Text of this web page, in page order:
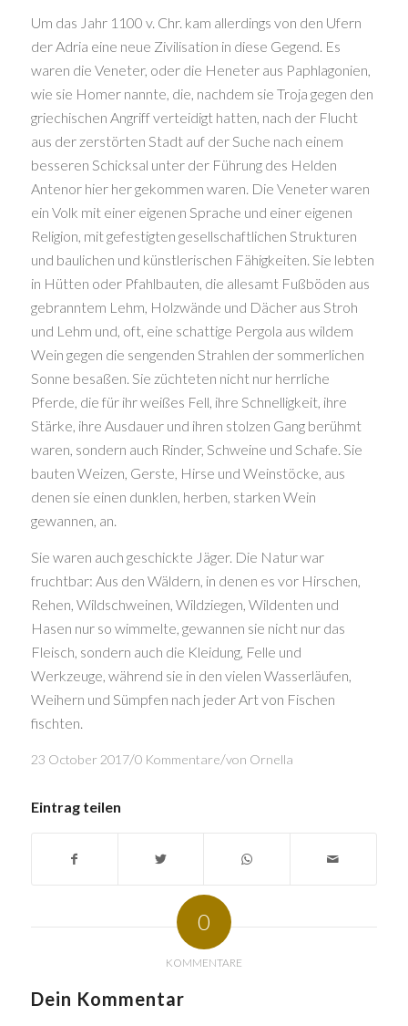
Um das Jahr 1100 v. Chr. kam allerdings von den Ufern
der Adria eine neue Zivilisation in diese Gegend. Es
waren die Veneter, oder die Heneter aus Paphlagonien,
wie sie Homer nannte, die, nachdem sie Troja gegen den
griechischen Angriff verteidigt hatten, nach der Flucht
aus der zerstörten Stadt auf der Suche nach einem
besseren Schicksal unter der Führung des Helden
Antenor hier her gekommen waren. Die Veneter waren
ein Volk mit einer eigenen Sprache und einer eigenen
Religion, mit gefestigten gesellschaftlichen Strukturen
und baulichen und künstlerischen Fähigkeiten. Sie lebten
in Hütten oder Pfahlbauten, die allesamt Fußböden aus
gebranntem Lehm, Holzwände und Dächer aus Stroh
und Lehm und, oft, eine schattige Pergola aus wildem
Wein gegen die sengenden Strahlen der sommerlichen
Sonne besaßen. Sie züchteten nicht nur herrliche
Pferde, die für ihr weißes Fell, ihre Schnelligkeit, ihre
Stärke, ihre Ausdauer und ihren stolzen Gang berühmt
waren, sondern auch Rinder, Schweine und Schafe. Sie
bauten Weizen, Gerste, Hirse und Weinstöcke, aus
denen sie einen dunklen, herben, starken Wein
gewannen, an.
Sie waren auch geschickte Jäger. Die Natur war
fruchtbar: Aus den Wäldern, in denen es vor Hirschen,
Rehen, Wildschweinen, Wildziegen, Wildenten und
Hasen nur so wimmelte, gewannen sie nicht nur das
Fleisch, sondern auch die Kleidung, Felle und
Werkzeuge, während sie in den vielen Wasserläufen,
Weihern und Sümpfen nach jeder Art von Fischen
fischten.
23 October 2017/0 Kommentare/von Ornella
Eintrag teilen
0
KOMMENTARE
Dein Kommentar